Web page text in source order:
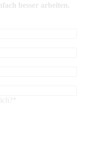
besser arbeiten.